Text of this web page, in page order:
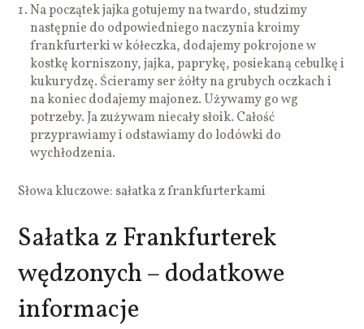
Na początek jajka gotujemy na twardo, studzimy
następnie do odpowiedniego naczynia kroimy
frankfurterki w kółeczka, dodajemy pokrojone w
kostkę korniszony, jajka, paprykę, posiekaną cebulkę i
kukurydzę. Ścieramy ser żółty na grubych oczkach i
na koniec dodajemy majonez. Używamy go wg
potrzeby. Ja zużywam niecały słoik. Całość
przyprawiamy i odstawiamy do lodówki do
wychłodzenia.
Słowa kluczowe: sałatka z frankfurterkami
Sałatka z Frankfurterek
wędzonych – dodatkowe
informacje